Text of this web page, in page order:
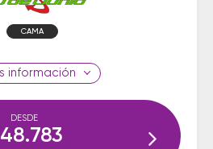
CAMA
información
DESDE
48.783